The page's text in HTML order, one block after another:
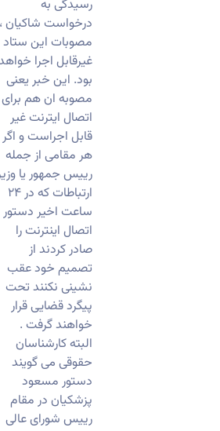
رسیدگی به
درخواست شاکیان ،
مصوبات این ستاد
غیرقابل اجرا خواهد
بود. این خبر یعنی
مصوبه ان هم برای
اتصال ایترنت غیر
قابل اجراست و اگر
هر مقامی از جمله
رییس جمهور یا وزیر
ارتباطات که در ۲۴
ساعت اخیر دستور
اتصال اینترنت را
صادر کردند از
تصمیم خود عقب
نشینی نکنند تحت
پیگرد قضایی قرار
خواهند گرفت .
البته کارشناسان
حقوقی می گویند
دستور مسعود
پزشکیان در مقام
رییس شورای عالی